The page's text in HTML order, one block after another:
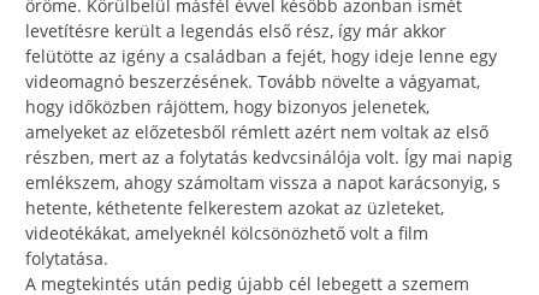
öröme. Körülbelül másfél évvel később azonban ismét
levetítésre került a legendás első rész, így már akkor
felütötte az igény a családban a fejét, hogy ideje lenne egy
videomagnó beszerzésének. Tovább növelte a vágyamat,
hogy időközben rájöttem, hogy bizonyos jelenetek,
amelyeket az előzetesből rémlett azért nem voltak az első
részben, mert az a folytatás kedvcsinálója volt. Így mai napig
emlékszem, ahogy számoltam vissza a napot karácsonyig, s
hetente, kéthetente felkerestem azokat az üzleteket,
videotékákat, amelyeknél kölcsönözhető volt a film
folytatása.
A megtekintés után pedig újabb cél lebegett a szemem